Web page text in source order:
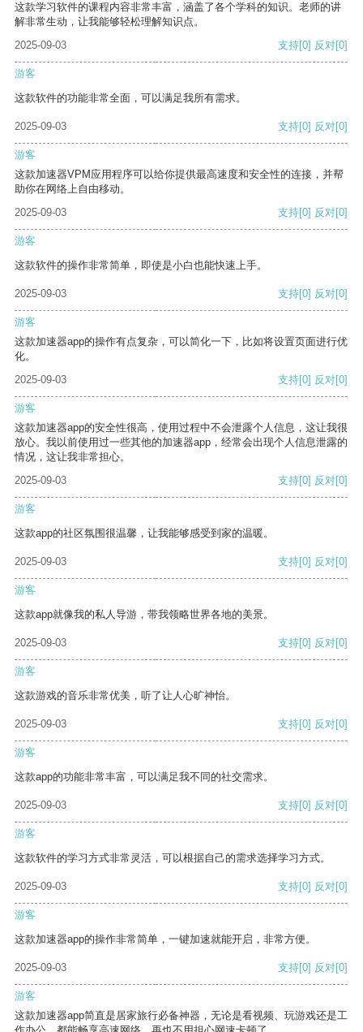
这款学习软件的课程内容非常丰富，涵盖了各个学科的知识。老师的讲
解非常生动，让我能够轻松理解知识点。
2025-09-03
支持[0] 反对[0]
游客
这款软件的功能非常全面，可以满足我所有需求。
2025-09-03 支持[0] 反对[0]
游客
这款加速器VPM应用程序可以给你提供最高速度和安全性的连接，并帮
助你在网络上自由移动。
2025-09-03
支持[0] 反对[0]
游客
这款软件的操作非常简单，即使是小白也能快速上手。
2025-09-03 支持[0] 反对[0]
游客
这款加速器app的操作有点复杂，可以简化一下，比如将设置页面进行优
化。
2025-09-03
支持[0] 反对[0]
游客
这款加速器app的安全性很高，使用过程中不会泄露个人信息，这让我很
放心。我以前使用过一些其他的加速器app，经常会出现个人信息泄露的
情况，这让我非常担心。
2025-09-03
支持[0] 反对[0]
游客
这款app的社区氛围很温馨，让我能够感受到家的温暖。
2025-09-03 支持[0] 反对[0]
游客
这款app就像我的私人导游，带我领略世界各地的美景。
2025-09-03 支持[0] 反对[0]
游客
这款游戏的音乐非常优美，听了让人心旷神怡。
2025-09-03 支持[0] 反对[0]
游客
这款app的功能非常丰富，可以满足我不同的社交需求。
2025-09-03 支持[0] 反对[0]
游客
这款软件的学习方式非常灵活，可以根据自己的需求选择学习方式。
2025-09-03 支持[0] 反对[0]
游客
这款加速器app的操作非常简单，一键加速就能开启，非常方便。
2025-09-03 支持[0] 反对[0]
游客
这款加速器app简直是居家旅行必备神器，无论是看视频、玩游戏还是工